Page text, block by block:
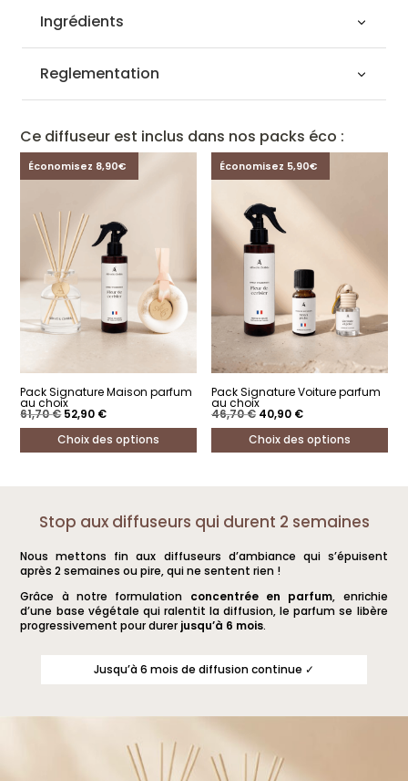
Ingrédients
Reglementation
Ce diffuseur est inclus dans nos packs éco :
Économisez 8,90€
Pack Signature Maison parfum
au choix
61,70€ Le
prix
initial
était :
61,70 €.
52,90 €Le
actuel
est :
52,90 €.
Choix des options
plusieurs
variations.
Les
options
peuvent
Économisez 5,90€
Pack Signature Voiture parfum
au choix
46,70€ Le
prix
initial
était :
46,70 €.
40,90 €Le
actuel
est :
40,90 €.
Choix des options
variations.
options
peuvent
choisies
du
Stop aux diffuseurs qui durent 2 semaines
Nous mettons fin aux diffuseurs d’ambiance qui s’épuisent
après 2 semaines ou pire, qui ne sentent rien !
Grâce à notre formulation concentrée en parfum, enrichie
d’une base végétale qui ralentit la diffusion, le parfum se libère
progressivement pour durer jusqu’à 6 mois.
Jusqu’à 6 mois de diffusion continue ✓